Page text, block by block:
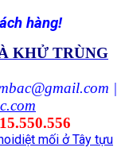
hàng!
KHỬ TRÙNG
|
diệt mối ở Tây tựu